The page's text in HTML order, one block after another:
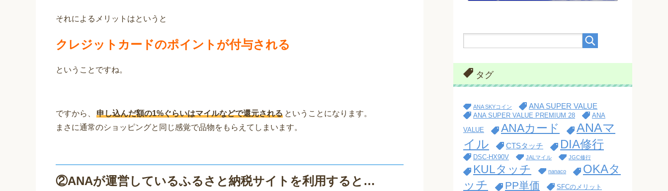
それによるメリットはというと
クレジットカードのポイントが付与される
ということですね。
ですから、 申し込んだ額の1%ぐらいはマイルなどで還元される ということになります。
まさに通常のショッピングと同じ感覚で品物をもらえてしまいます。
②ANAが運営しているふるさと納税サイトを利用すると…
タグ
ANA SKYコイン ANA SUPER VALUE
ANA SUPER VALUE PREMIUM 28
ANA
VALUE
ANAカード
ANAマ
イル
CTSタッチ DIA修行
DSC-HX90V JALマイル JGC修行
KULタッチ nanaco
OKAタ
ッチ
PP単価 SFCのメリット